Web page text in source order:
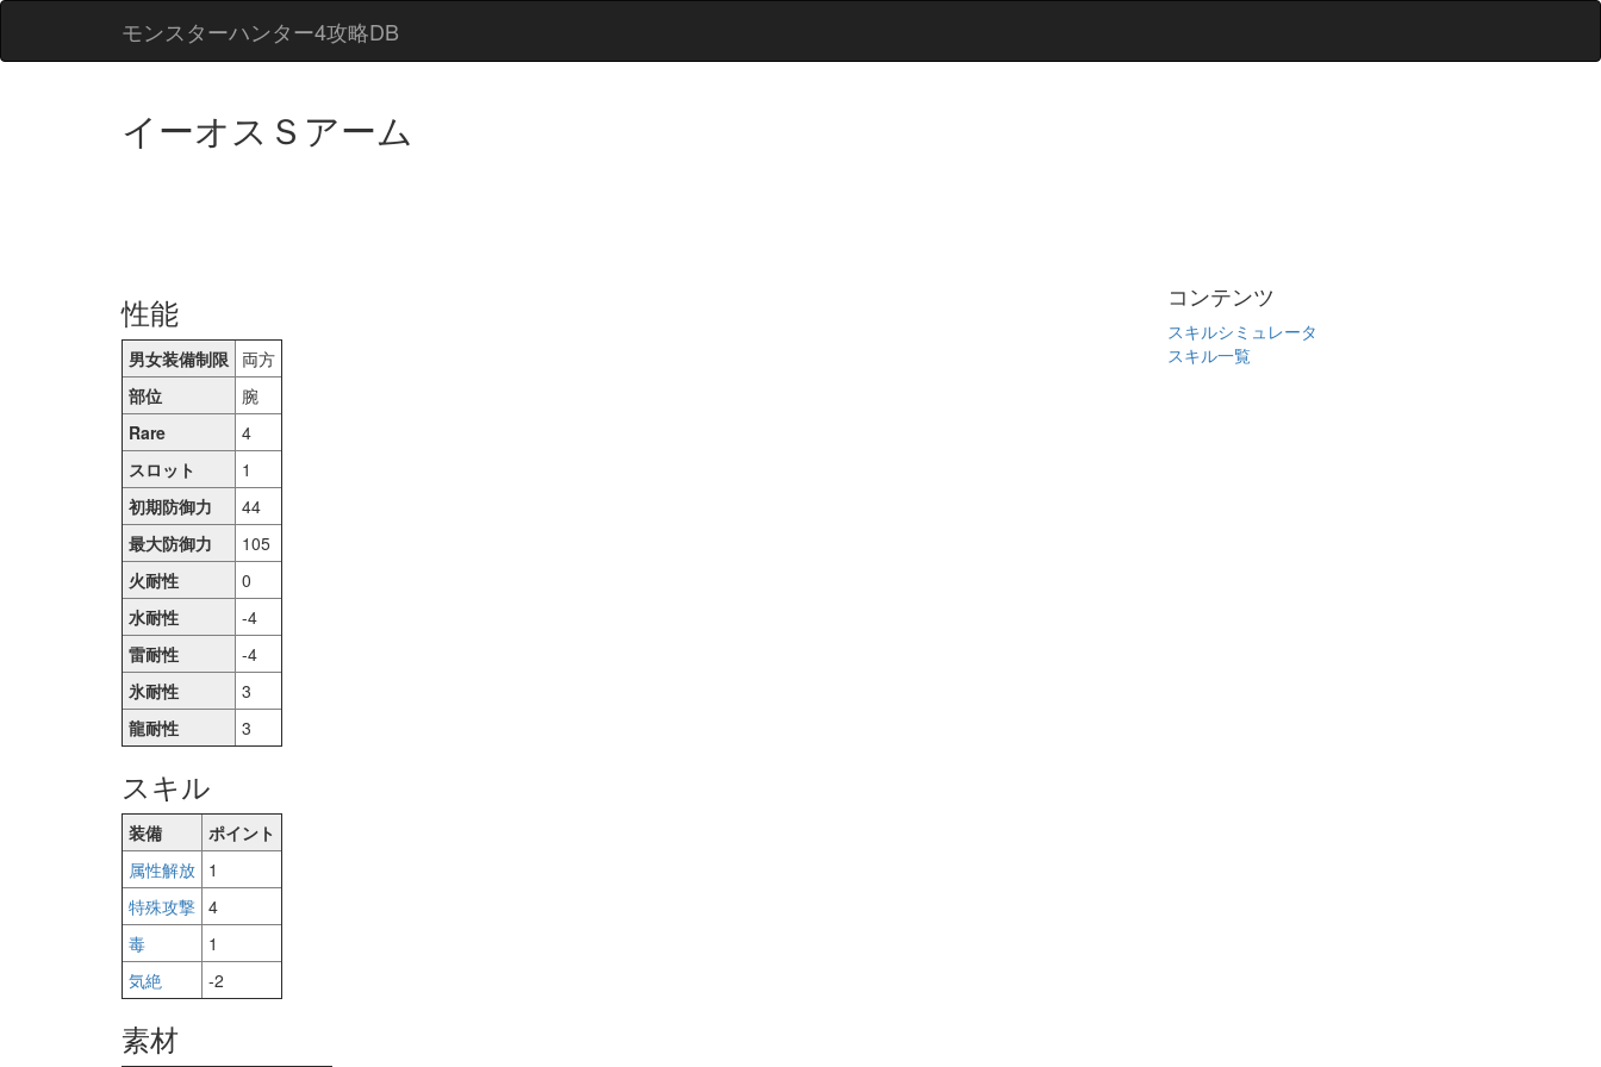
モンスターハンター4攻略DB
イーオスＳアーム
性能
男女装備制限 両方
部位
腕
Rare
4
スロット
1
初期防御力
44
最大防御力
105
火耐性
0
水耐性
-4
雷耐性
-4
氷耐性
3
龍耐性
3
スキル
装備
ポイント
属性解放 1
特殊攻撃 4
毒
1
気絶
-2
素材
コンテンツ
スキルシミュレータ
スキル一覧